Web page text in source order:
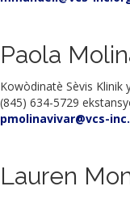
Paola
Kowòdinatè Sèvis Klinik
(845) 634-5729
pmolinavivar@vcs-
Lauren